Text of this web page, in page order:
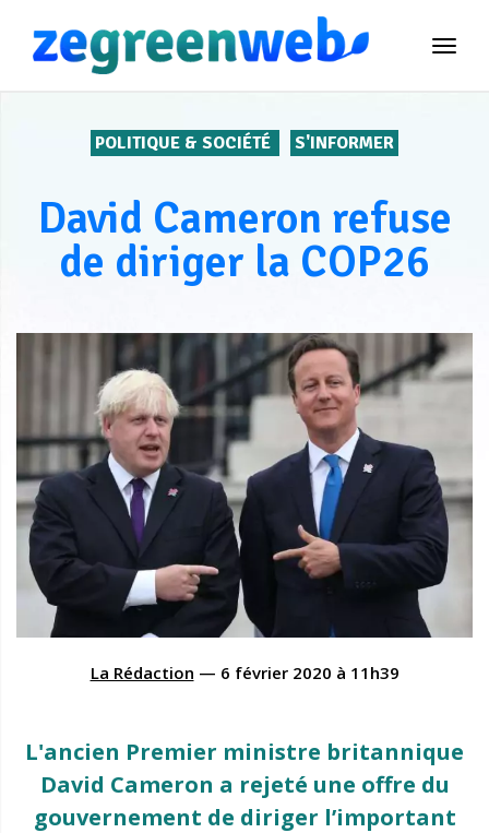
POLITIQUE & SOCIÉTÉ S'INFORMER
David Cameron refuse
de diriger la COP26
La Rédaction — 6 février 2020 à 11h39
L'ancien Premier ministre britannique
David Cameron a rejeté une offre du
gouvernement de diriger l’important